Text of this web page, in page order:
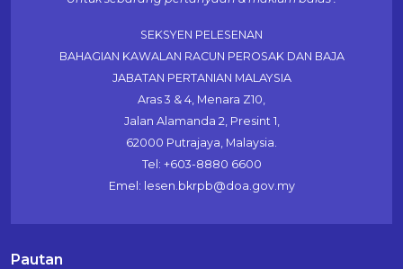
SEKSYEN PELESENAN
BAHAGIAN KAWALAN RACUN PEROSAK DAN BAJA
JABATAN PERTANIAN MALAYSIA
Aras 3 & 4, Menara Z10,
Jalan Alamanda 2, Presint 1,
62000 Putrajaya, Malaysia.
Tel: +603-8880 6600
Emel: lesen.bkrpb@doa.gov.my
Pautan